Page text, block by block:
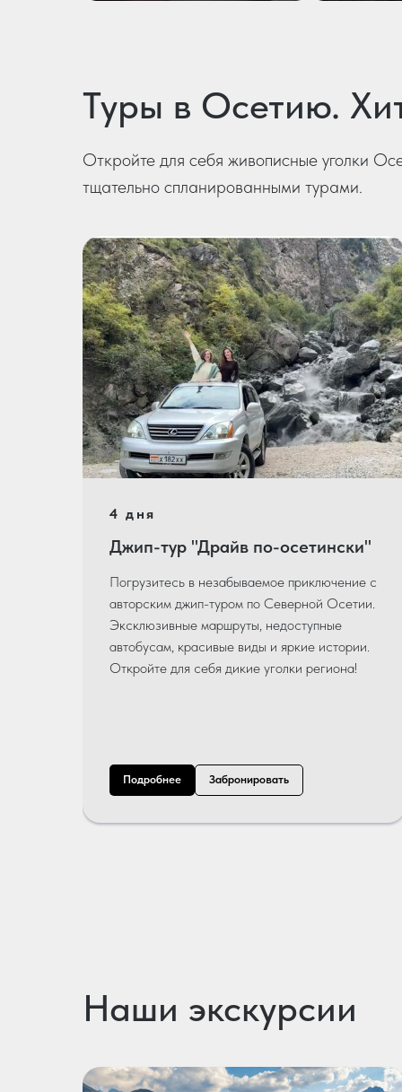
Туры в Осетию.
Откройте для себя живописные уголки
тщательно спланированными турами.
4 дня
Джип-тур "Драйв по-осетински"
Погрузитесь в незабываемое приключение с
авторским джип-туром по Северной Осетии.
Эксклюзивные маршруты, недоступные
автобусам, красивые виды и яркие истории.
Откройте для себя дикие уголки региона!
Подробнее Забронировать
Наши экскурсии